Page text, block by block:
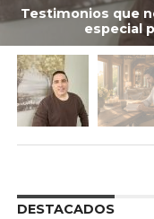
Testimonios que
especial
DESTACADOS